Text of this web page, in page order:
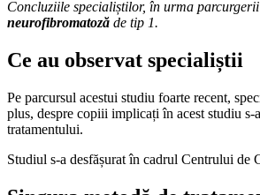
Concluziile specialiștilor, în urma
neurofibromatoză de tip 1.
Ce au observat specialiștii
Pe parcursul acestui studiu foarte recent,
plus, despre copiii implicați în acest studiu
tratamentului.
Studiul s-a desfășurat în cadrul Centrului